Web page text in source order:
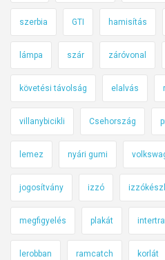
szerbia GTI hamisítás
lámpa szár záróvonal
követési távolság elalvás
villanybicikli Csehország
lemez nyári gumi
jogosítvány izzó
megfigyelés plakát
lerobban ramcatch korlát